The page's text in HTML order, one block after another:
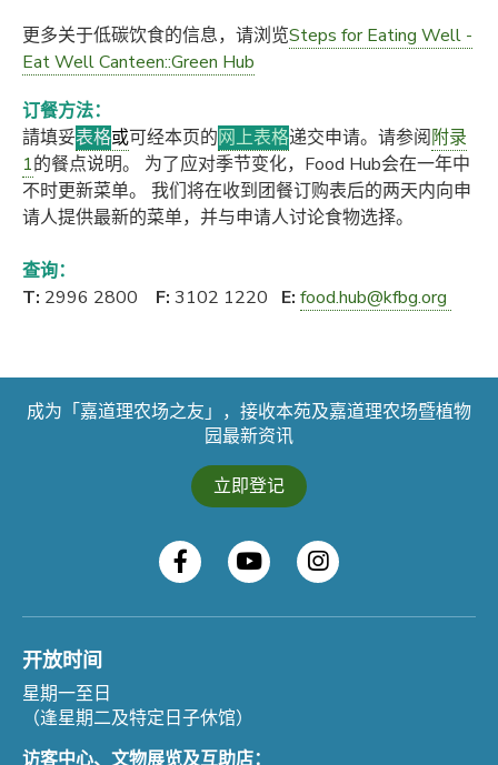
更多关于低碳饮食的信息，请浏览Steps for Eating Well -
Eat Well Canteen::Green Hub
订餐方法：
請填妥表格或可经本页的网上表格递交申请。请参阅附录
1的餐点说明。 为了应对季节变化，Food Hub会在一年中
不时更新菜单。 我们将在收到团餐订购表后的两天内向申
请人提供最新的菜单，并与申请人讨论食物选择。
查询：
T: 2996 2800 F: 3102 1220 E: food.hub@kfbg.org
成为「嘉道理农场之友」，接收本苑及嘉道理农场暨植物
园最新资讯
立即登记
开放时间
星期一至日
（逢星期二及特定日子休馆）
访客中心、文物展览及互助店：